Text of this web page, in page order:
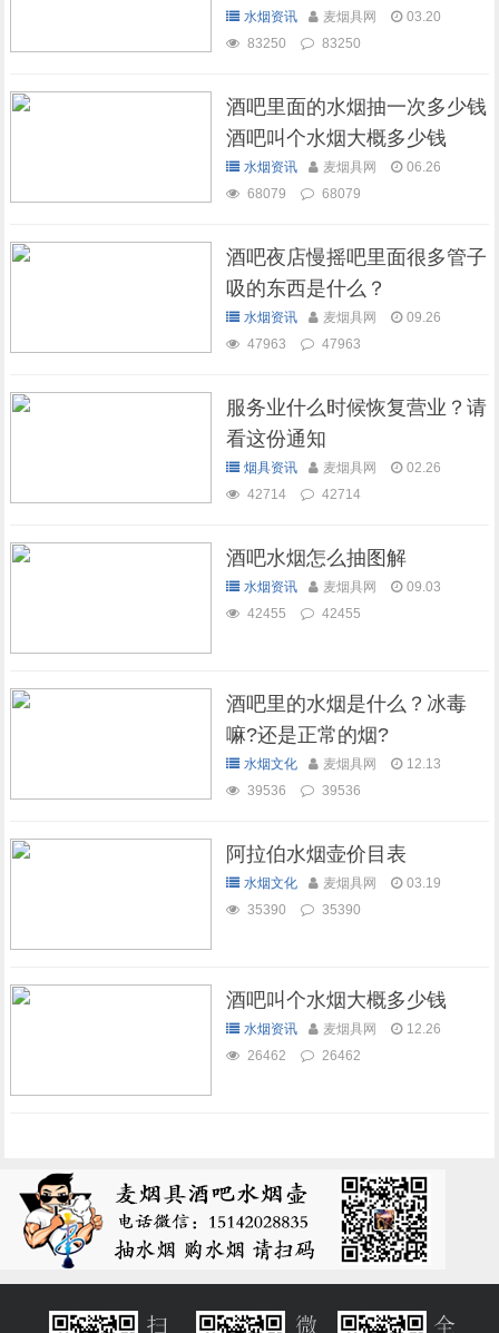
水烟资讯 麦烟具网
03.20
83250
83250
酒吧里面的水烟抽一次多少钱
酒吧叫个水烟大概多少钱
水烟资讯 麦烟具网
06.26
68079
68079
酒吧夜店慢摇吧里面很多管子
吸的东西是什么？
水烟资讯 麦烟具网
09.26
47963
47963
服务业什么时候恢复营业？请
看这份通知
烟具资讯 麦烟具网
02.26
42714
42714
酒吧水烟怎么抽图解
水烟资讯 麦烟具网
09.03
42455
42455
酒吧里的水烟是什么？冰毒
嘛?还是正常的烟?
水烟文化 麦烟具网
12.13
39536
39536
阿拉伯水烟壶价目表
水烟文化 麦烟具网
03.19
35390
35390
酒吧叫个水烟大概多少钱
水烟资讯 麦烟具网
12.26
26462
26462